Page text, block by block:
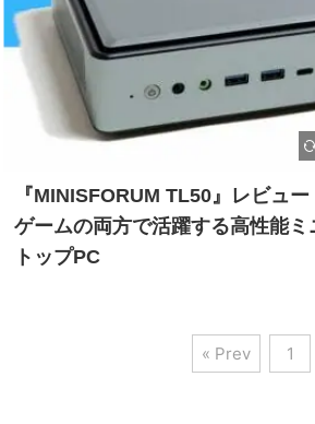
『MINISFORUM TL50』レビュー
ゲームの両方で活躍する高性能ミ
トップPC
« Prev 1